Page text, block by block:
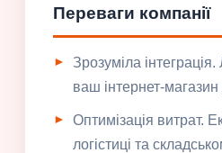
Переваги компанії
Зрозуміла
ваш інтернет-
Оптимізація витрат.
логістиці та